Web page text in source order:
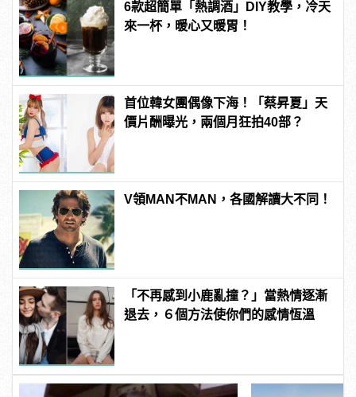
6款超簡單「熱調酒」DIY教學，冷天
來一杯，暖心又暖胃！
首位韓女團偶像下海！「蔡昇夏」天
價片酬曝光，兩個月狂拍40部？
V領MAN不MAN，各國解讀大不同！
「不再感到小鹿亂撞？」當熱情逐漸
退去，６個方法使你們的感情恆溫